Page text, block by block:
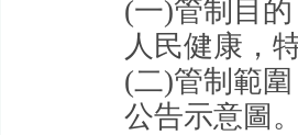
(一)管制目
人民健康，
(二)管制範
公告示意圖